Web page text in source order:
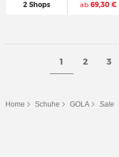
2 Shops ab 69,30 €
1 2 3
Home Schuhe GOLA Sale